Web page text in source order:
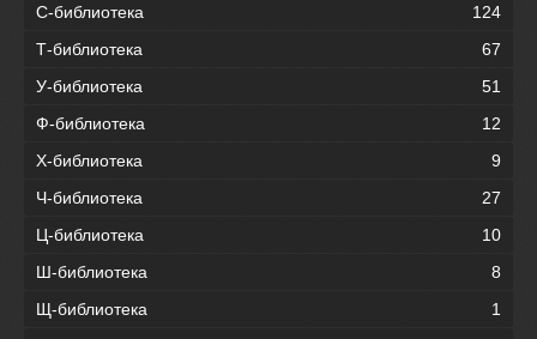
С-библиотека
124
Т-библиотека
67
У-библиотека
51
Ф-библиотека
12
Х-библиотека
9
Ч-библиотека
27
Ц-библиотека
10
Ш-библиотека
8
Щ-библиотека
1